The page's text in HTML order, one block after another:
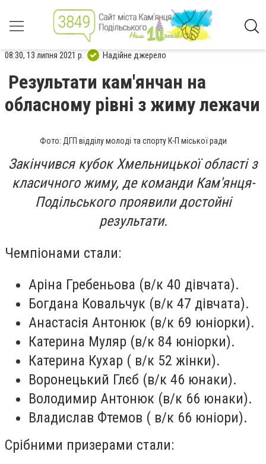
08:30, 13 липня 2021 р. Надійне джерело
Результати кам'янчан на
обласному рівні з жиму лежачи
Фото: ДГП відділу молоді та спорту К-П міської ради
Закінчився кубок Хмельницької області з
класичного жиму, де команди Кам'янця-
Подільського проявили достойні
результати.
Чемпіонами стали:
Аріна Гребеньова (в/к 40 дівчата).
Богдана Ковальчук (в/к 47 дівчата).
Анастасія Антонюк (в/к 69 юніорки).
Катерина Муляр (в/к 84 юніорки).
Катерина Кухар ( в/к 52 жінки).
Воронецький Глєб (в/к 46 юнаки).
Володимир Антонюк (в/к 66 юнаки).
Владислав Фтемов ( в/к 66 юніори).
Срібними призерами стали: